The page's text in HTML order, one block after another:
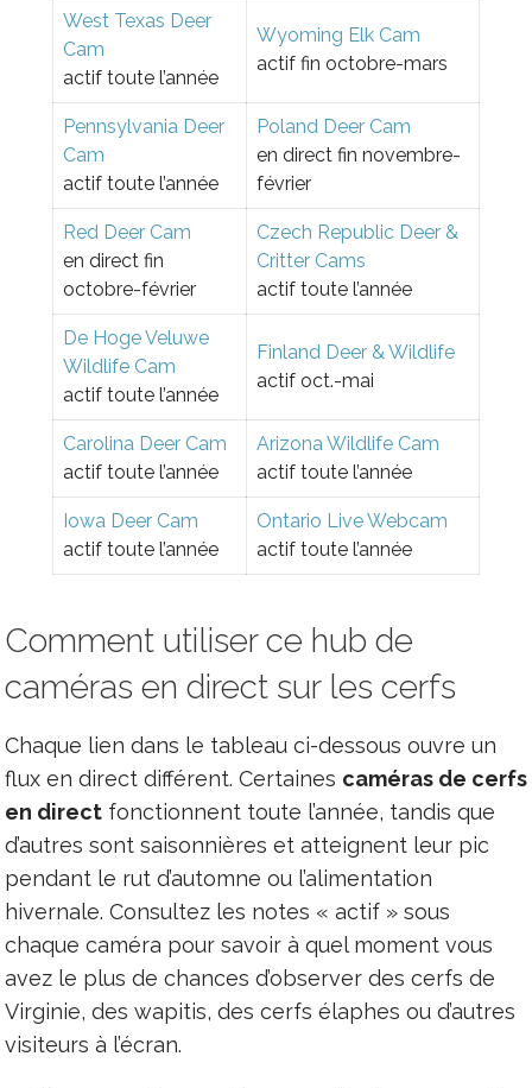
West Texas Deer
Cam
actif toute l’année
Wyoming Elk Cam
actif fin octobre-mars
Pennsylvania Deer
Cam
actif toute l’année
Poland Deer Cam
en direct fin novembre-
février
Red Deer Cam
en direct fin
octobre-février
Czech Republic Deer &
Critter Cams
actif toute l’année
De Hoge Veluwe
Wildlife Cam
actif toute l’année
Finland Deer & Wildlife
actif oct.-mai
Carolina Deer Cam
actif toute l’année
Arizona Wildlife Cam
actif toute l’année
Iowa Deer Cam
actif toute l’année
Ontario Live Webcam
actif toute l’année
Comment utiliser ce hub de
caméras en direct sur les cerfs
Chaque lien dans le tableau ci-dessous ouvre un
flux en direct différent. Certaines caméras de cerfs
en direct fonctionnent toute l’année, tandis que
d’autres sont saisonnières et atteignent leur pic
pendant le rut d’automne ou l’alimentation
hivernale. Consultez les notes « actif » sous
chaque caméra pour savoir à quel moment vous
avez le plus de chances d’observer des cerfs de
Virginie, des wapitis, des cerfs élaphes ou d’autres
visiteurs à l’écran.